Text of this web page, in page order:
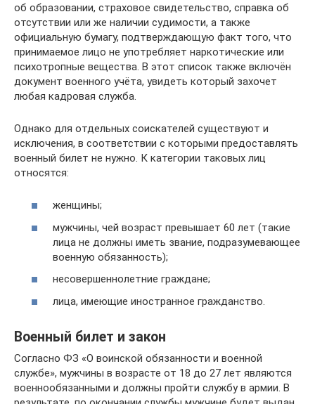
об образовании, страховое свидетельство, справка об
отсутствии или же наличии судимости, а также
официальную бумагу, подтверждающую факт того, что
принимаемое лицо не употребляет наркотические или
психотропные вещества. В этот список также включён
документ военного учёта, увидеть который захочет
любая кадровая служба.
Однако для отдельных соискателей существуют и
исключения, в соответствии с которыми предоставлять
военный билет не нужно. К категории таковых лиц
относятся:
женщины;
мужчины, чей возраст превышает 60 лет (такие
лица не должны иметь звание, подразумевающее
военную обязанность);
несовершеннолетние граждане;
лица, имеющие иностранное гражданство.
Военный билет и закон
Согласно ФЗ «О воинской обязанности и военной
службе», мужчины в возрасте от 18 до 27 лет являются
военнообязанными и должны пройти службу в армии. В